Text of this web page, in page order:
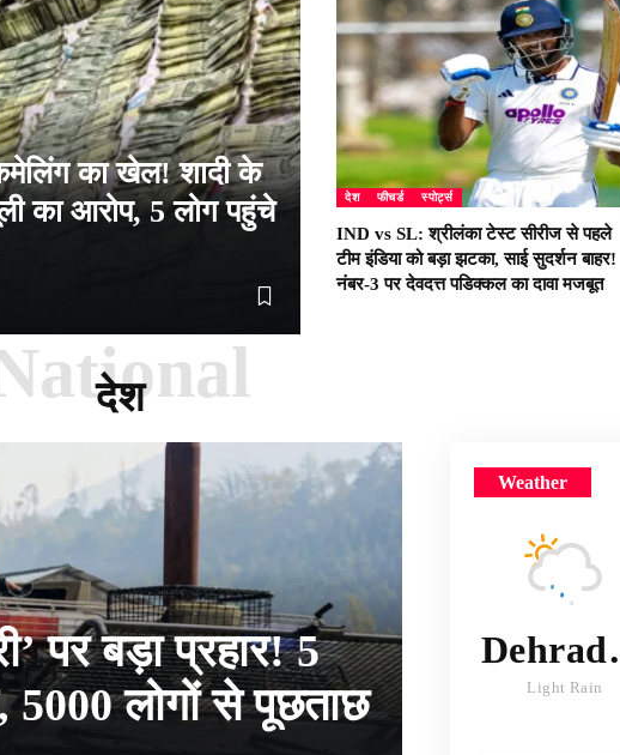
का खेल! शादी के
का आरोप, 5 लोग पहुंचे
देश फीचर्ड स्पोर्ट्स
IND vs SL: श्रीलंका टेस्ट सीरीज से पहले
टीम इंडिया को बड़ा झटका, साई सुदर्शन बाहर!
नंबर-3 पर देवदत्त पडिक्कल का दावा मजबूत
देश
पर बड़ा प्रहार! 5
5000 लोगों से पूछताछ
Weather
Light Rain